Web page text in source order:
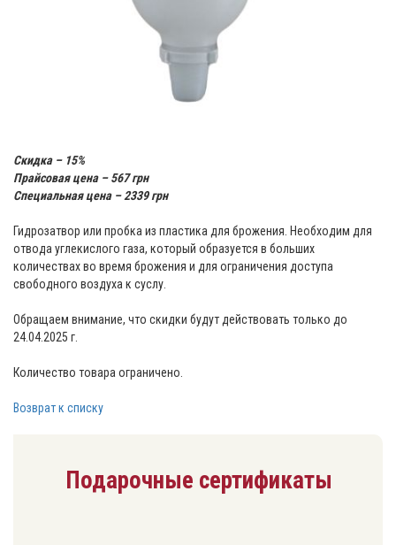
Скидка – 15%
Прайсовая цена – 567 грн
Специальная цена – 2339 грн
Гидрозатвор или пробка из пластика для брожения. Необходим для
отвода углекислого газа, который образуется в больших
количествах во время брожения и для ограничения доступа
свободного воздуха к суслу.
Обращаем внимание, что скидки будут действовать только до
24.04.2025 г.
Количество товара ограничено.
Возврат к списку
Подарочные сертификаты